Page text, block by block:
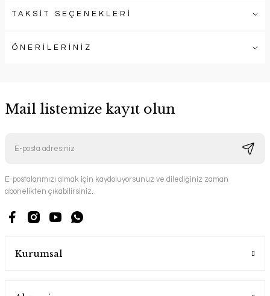
TAKSİT SEÇENEKLERİ
ÖNERİLERİNİZ
Mail listemize kayıt olun
E-postalarımızı almak için kaydoluyorsunuz ve dilediğiniz zaman
abonelikten çıkabilirsiniz.
Kurumsal